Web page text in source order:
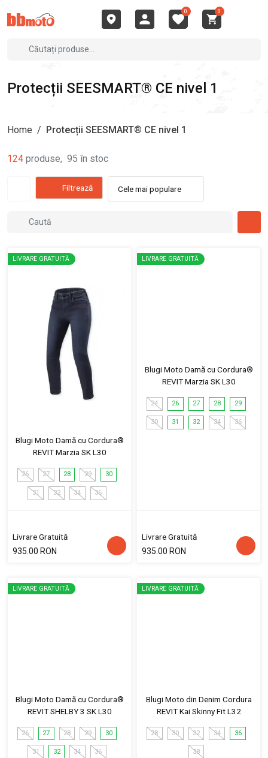
0 0
Protecții SEESMART® CE nivel 1
Home / Protecții SEESMART® CE nivel 1
124 produse, 95 în stoc
Filtrează Cele mai populare
LIVRARE GRATUITĂ
Blugi Moto Damă cu Cordura®
REVIT Marzia SK L30
26 27 28 29 30
31 32 34 36
Livrare Gratuită
935.00 RON
LIVRARE GRATUITĂ
Blugi Moto Damă cu Cordura®
REVIT Marzia SK L30
24 26 27 28 29
30 31 32 34 36
Livrare Gratuită
935.00 RON
LIVRARE GRATUITĂ
Blugi Moto Damă cu Cordura®
REVIT SHELBY 3 SK L30
26 27 28 29 30
31 32 34 36
LIVRARE GRATUITĂ
Blugi Moto din Denim Cordura
REVIT Kai Skinny Fit L32
28 30 32 34 36
38